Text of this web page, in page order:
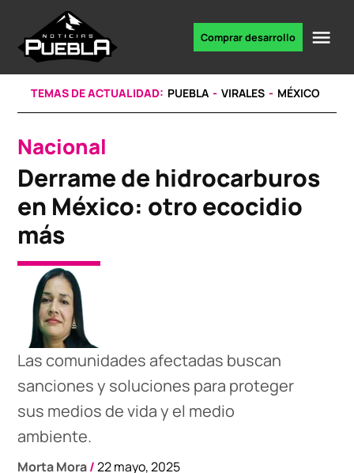
content
noticias
Comprar desarrollo
TEMAS DE ACTUALIDAD: PUEBLA VIRALES MÉXICO
POSTED
IN
Nacional
Derrame de hidrocarburos
en México: otro ecocidio
más
Las comunidades afectadas buscan
sanciones y soluciones para proteger
sus medios de vida y el medio
ambiente.
Morta Mora/ 22 mayo, 2025